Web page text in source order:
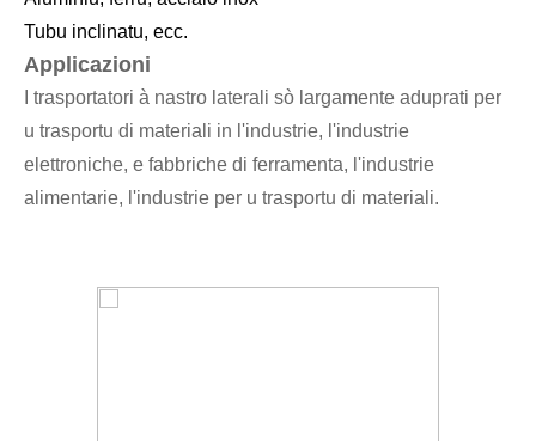
Tubu inclinatu, ecc.
Applicazioni
I trasportatori à nastro laterali sò largamente aduprati per
u trasportu di materiali in l'industrie, l'industrie
elettroniche, e fabbriche di ferramenta, l'industrie
alimentarie, l'industrie per u trasportu di materiali.